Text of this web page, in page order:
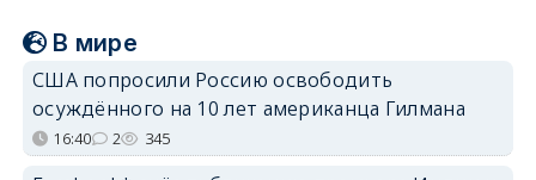
В мире
США попросили Россию освободить
осуждённого на 10 лет американца Гилмана
16:40 2 345